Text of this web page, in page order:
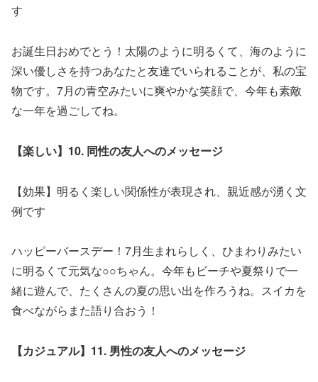
す
お誕生日おめでとう！太陽のように明るくて、海のように
深い優しさを持つあなたと友達でいられることが、私の宝
物です。7月の青空みたいに爽やかな笑顔で、今年も素敵
な一年を過ごしてね。
【楽しい】10. 同性の友人へのメッセージ
【効果】明るく楽しい関係性が表現され、親近感が湧く文
例です
ハッピーバースデー！7月生まれらしく、ひまわりみたい
に明るくて元気な○○ちゃん。今年もビーチや夏祭りで一
緒に遊んで、たくさんの夏の思い出を作ろうね。スイカを
食べながらまた語り合おう！
【カジュアル】11. 男性の友人へのメッセージ